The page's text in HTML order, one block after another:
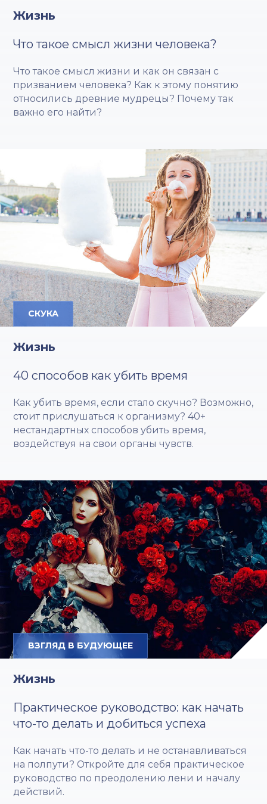
Жизнь
Что такое смысл жизни человека?
Что такое смысл жизни и как он связан с
призванием человека? Как к этому понятию
относились древние мудрецы? Почему так
важно его найти?
СКУКА
Жизнь
40 способов как убить время
Как убить время, если стало скучно? Возможно,
стоит прислушаться к организму? 40+
нестандартных способов убить время,
воздействуя на свои органы чувств.
ВЗГЛЯД В БУДУЮЩЕЕ
Жизнь
Практическое руководство: как начать
что-то делать и добиться успеха
Как начать что-то делать и не останавливаться
на полпути? Откройте для себя практическое
руководство по преодолению лени и началу
действий.